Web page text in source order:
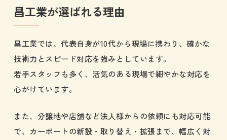
昌工業が選ばれる理由
昌工業では、代表自身が10代から現場に携わり、確かな
技術力とスピード対応を強みとしています。
若手スタッフも多く、活気のある現場で細やかな対応を
心がけています。
また、分譲地や店舗など法人様からの依頼にも対応可能
で、カーポートの新設・取り替え・拡張まで、幅広く対